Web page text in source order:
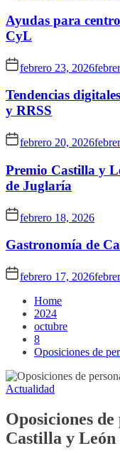
Ayudas para
CyL
febrero 23, 2026
Tendencias
y RRSS
febrero 20, 2026
Premio Castilla y
de Juglaría
febrero 18, 2026
Gastronomía de
febrero 17, 2026
Home
2024
octubre
8
Oposiciones de
Actualidad
Oposiciones
Castilla y León